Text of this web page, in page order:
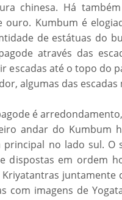
chinesa. Há
ouro. Kumbum é
de estátuas do
através das
escadas até o topo do
algumas das
é
andar do Kumbum
no lado sul. O
dispostas em ordem
com imagens de